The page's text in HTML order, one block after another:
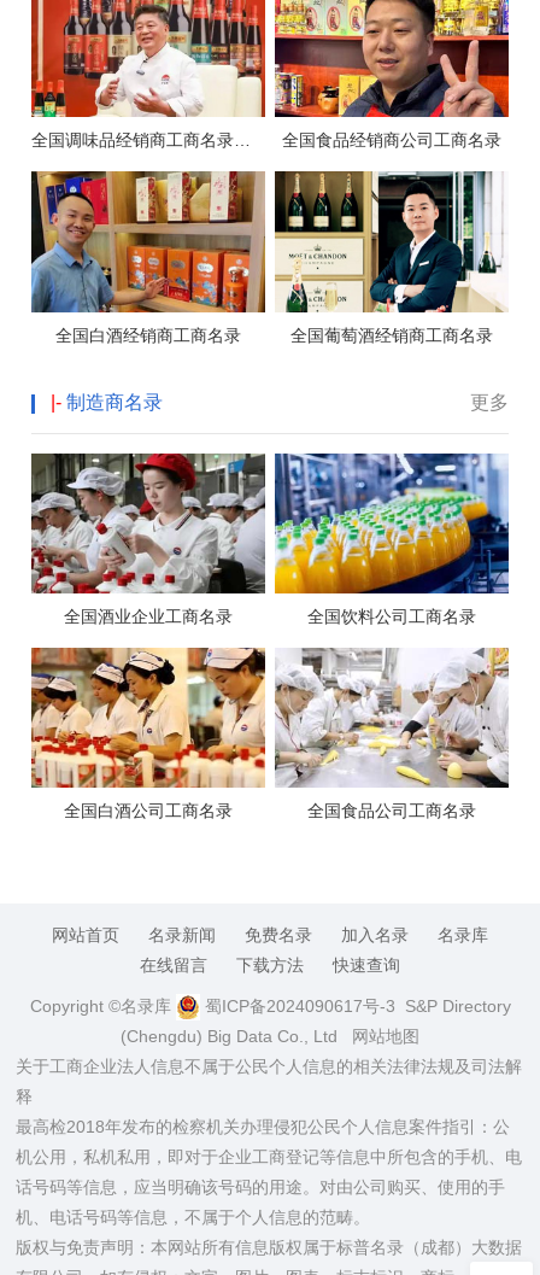
全国调味品经销商工商名录大全 全国食品经销商公司工商名录
全国白酒经销商工商名录 全国葡萄酒经销商工商名录
更多
|- 制造商名录
全国酒业企业工商名录 全国饮料公司工商名录
全国白酒公司工商名录 全国食品公司工商名录
网站首页 名录新闻 免费名录 加入名录
名录库
在线留言
下载方法 快速查询
Copyright ©名录库 蜀ICP备2024090617号-3 S&P Directory
(Chengdu) Big Data Co., Ltd
网站地图
关于工商企业法人信息不属于公民个人信息的相关法律法规及司法解
释
最高检2018年发布的检察机关办理侵犯公民个人信息案件指引：公
机公用，私机私用，即对于企业工商登记等信息中所包含的手机、电
话号码等信息，应当明确该号码的用途。对由公司购买、使用的手
机、电话号码等信息，不属于个人信息的范畴。
版权与免责声明：本网站所有信息版权属于标普名录（成都）大数据